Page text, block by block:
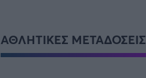
ΑΘΛΗΤΙΚΕΣ ΜΕΤΑΔΟΣΕΙΣ